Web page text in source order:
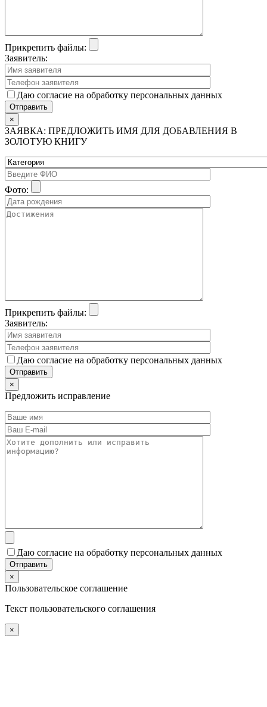
Прикрепить файлы:
Заявитель:
Даю согласие на обработку персональных данных
×
ЗАЯВКА: ПРЕДЛОЖИТЬ ИМЯ ДЛЯ ДОБАВЛЕНИЯ В
ЗОЛОТУЮ КНИГУ
Фото:
Прикрепить файлы:
Заявитель:
Даю согласие на обработку персональных данных
×
Предложить исправление
Даю согласие на обработку персональных данных
×
Пользовательское соглашение
Текст пользовательского соглашения
×